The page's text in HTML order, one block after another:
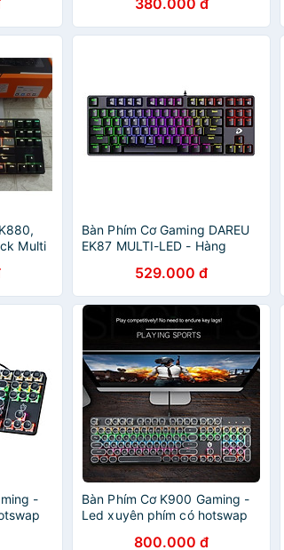
380.000 đ
Multi
Bàn Phím Cơ Gaming DAREU
EK87 MULTI-LED - Hàng
529.000 đ
-
Bàn Phím Cơ K900 Gaming -
Led xuyên phím có hotswap
nhập khẩu800.000 đ